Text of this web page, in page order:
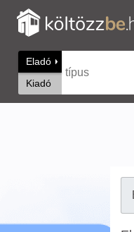
Eladó
Kiadó
típus